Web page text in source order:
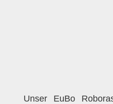
Unser EuBo